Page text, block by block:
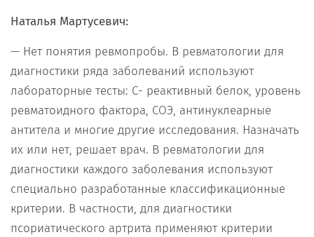
Наталья Мартусевич:
— Нет понятия ревмопробы. В ревматологии для
диагностики ряда заболеваний используют
лабораторные тесты: С- реактивный белок, уровень
ревматоидного фактора, СОЭ, антинуклеарные
антитела и многие другие исследования. Назначать
их или нет, решает врач. В ревматологии для
диагностики каждого заболевания используют
специально разработанные классификационные
критерии. В частности, для диагностики
псориатического артрита применяют критерии